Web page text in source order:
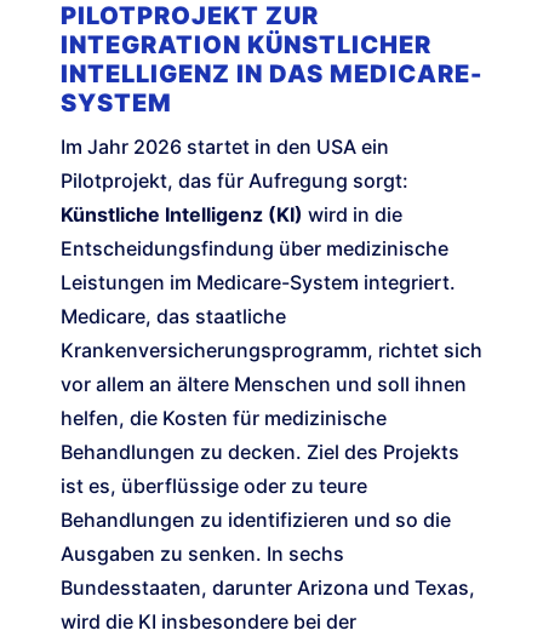
PILOTPROJEKT ZUR
INTEGRATION KÜNSTLICHER
INTELLIGENZ IN DAS MEDICARE-
SYSTEM
Im Jahr 2026 startet in den USA ein
Pilotprojekt, das für Aufregung sorgt:
Künstliche Intelligenz (KI) wird in die
Entscheidungsfindung über medizinische
Leistungen im Medicare-System integriert.
Medicare, das staatliche
Krankenversicherungsprogramm, richtet sich
vor allem an ältere Menschen und soll ihnen
helfen, die Kosten für medizinische
Behandlungen zu decken. Ziel des Projekts
ist es, überflüssige oder zu teure
Behandlungen zu identifizieren und so die
Ausgaben zu senken. In sechs
Bundesstaaten, darunter Arizona und Texas,
wird die KI insbesondere bei der